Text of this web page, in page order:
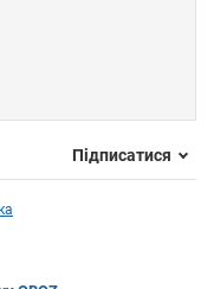
Підписатися